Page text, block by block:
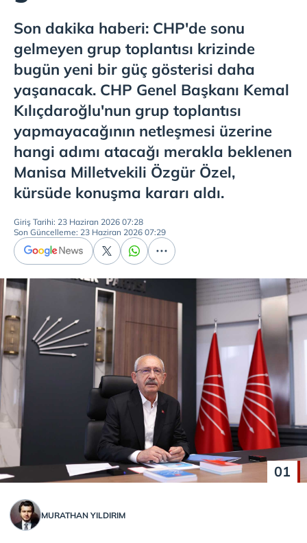
Son dakika haberi: CHP'de sonu
gelmeyen grup toplantısı krizinde
bugün yeni bir güç gösterisi daha
yaşanacak. CHP Genel Başkanı Kemal
Kılıçdaroğlu'nun grup toplantısı
yapmayacağının netleşmesi üzerine
hangi adımı atacağı merakla beklenen
Manisa Milletvekili Özgür Özel,
kürsüde konuşma kararı aldı.
Giriş Tarihi: 23 Haziran 2026 07:28
Son Güncelleme: 23 Haziran 2026 07:29
01
MURATHAN YILDIRIM